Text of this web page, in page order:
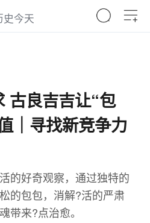
史今天
古良吉吉让“包
｜寻找新竞争力
的好奇观察，通过独特的
的包包，消解?活的严肃
带来?点治愈。